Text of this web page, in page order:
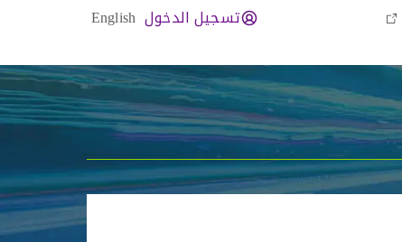
تسجيل الدخول English